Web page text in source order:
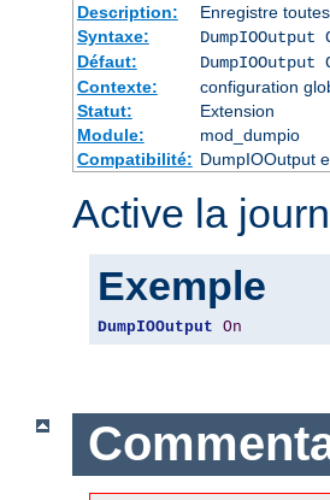
Description:
Enregistre
Syntaxe:
DumpIOOutput
Défaut:
DumpIOOutput
Contexte:
configuration
Statut:
Extension
Module:
mod_dumpio
Compatibilité: DumpIOOutput
Active la
Exemple
DumpIOOutput On